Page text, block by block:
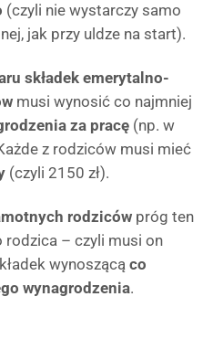
(czyli nie wystarczy samo
jak przy uldze na start).
składek emerytalno-
musi wynosić co najmniej
za pracę (np. w
z rodziców musi mieć
(czyli 2150 zł).
rodziców próg ten
rodzica – czyli musi on
wynoszącąco
wynagrodzenia.